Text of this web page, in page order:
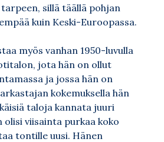
sillä täällä pohjan
kuin Keski-Euroopassa.
myös vanhan 1950-luvulla
jota hän on ollut
ja jossa hän on
kokemuksella hän
taloja kannata juuri
olisi viisainta purkaa koko
tontille uusi. Hänen